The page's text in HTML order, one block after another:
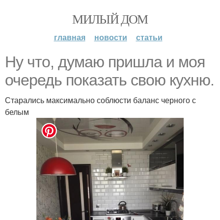
МИЛЫЙ ДОМ
главная новости статьи
Ну что, думаю пришла и моя
очередь показать свою кухню.
Старались максимально соблюсти баланс черного с
белым